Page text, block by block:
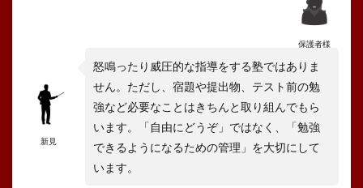
保護者様
新見
怒鳴ったり威圧的な指導をする塾ではありま
せん。ただし、宿題や提出物、テスト前の勉
強など必要なことはきちんと取り組んでもら
います。「自由にどうぞ」ではなく、「勉強
できるようになるための管理」を大切にして
います。